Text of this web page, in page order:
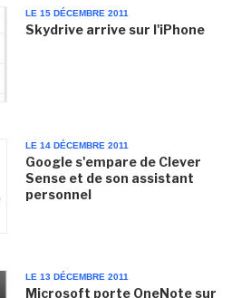
LE 15 DÉCEMBRE 2011
Skydrive arrive sur l'iPhone
LE 14 DÉCEMBRE 2011
Google s'empare de Clever
Sense et de son assistant
personnel
LE 13 DÉCEMBRE 2011
Microsoft porte OneNote sur